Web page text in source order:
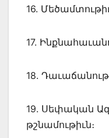
16.
17.
18.
19. Սեփական
թշնամութիւն։